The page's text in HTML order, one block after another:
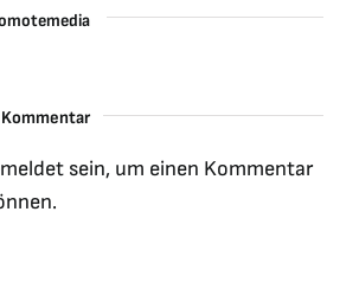
sein, um einen Kommentar